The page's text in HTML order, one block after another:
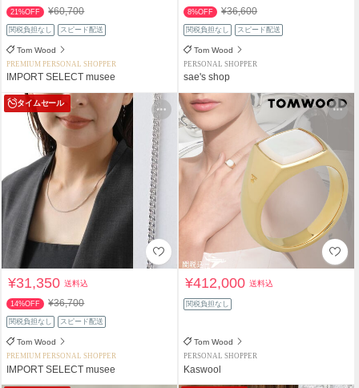
21%OFF ¥60,700
関税負担なし スピード配送
Tom Wood
PREMIUM PERSONAL SHOPPER
IMPORT SELECT musee
8%OFF ¥36,600
関税負担なし スピード配送
Tom Wood
PERSONAL SHOPPER
sae's shop
タイムセール
¥31,350送料込
14%OFF ¥36,700
関税負担なし スピード配送
Tom Wood
PREMIUM PERSONAL SHOPPER
IMPORT SELECT musee
¥412,000送料込
関税負担なし
Tom Wood
PERSONAL SHOPPER
Kaswool